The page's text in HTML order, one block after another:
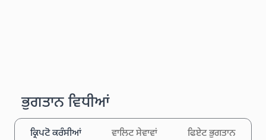
ਭੁਗਤਾਨ ਵਿਧੀਆਂ
ਕ੍ਰਿਪਟੋ ਕਰੰਸੀਆਂ ਵਾਲਿਟ ਸੇਵਾਵਾਂ ਫਿਏਟ ਭੁਗਤਾਨ